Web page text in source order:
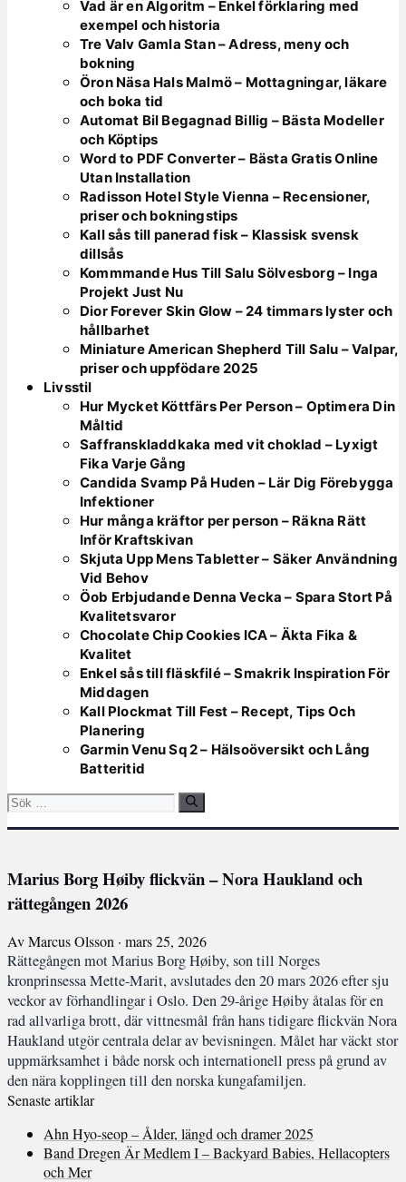
Vad är en Algoritm – Enkel förklaring med
exempel och historia
Tre Valv Gamla Stan – Adress, meny och
bokning
Öron Näsa Hals Malmö – Mottagningar, läkare
och boka tid
Automat Bil Begagnad Billig – Bästa Modeller
och Köptips
Word to PDF Converter – Bästa Gratis Online
Utan Installation
Radisson Hotel Style Vienna – Recensioner,
priser och bokningstips
Kall sås till panerad fisk – Klassisk svensk
dillsås
Kommmande Hus Till Salu Sölvesborg – Inga
Projekt Just Nu
Dior Forever Skin Glow – 24 timmars lyster och
hållbarhet
Miniature American Shepherd Till Salu – Valpar,
priser och uppfödare 2025
Livsstil
Hur Mycket Köttfärs Per Person – Optimera Din
Måltid
Saffranskladdkaka med vit choklad – Lyxigt
Fika Varje Gång
Candida Svamp På Huden – Lär Dig Förebygga
Infektioner
Hur många kräftor per person – Räkna Rätt
Inför Kraftskivan
Skjuta Upp Mens Tabletter – Säker Användning
Vid Behov
Öob Erbjudande Denna Vecka – Spara Stort På
Kvalitetsvaror
Chocolate Chip Cookies ICA – Äkta Fika &
Kvalitet
Enkel sås till fläskfilé – Smakrik Inspiration För
Middagen
Kall Plockmat Till Fest – Recept, Tips Och
Planering
Garmin Venu Sq 2 – Hälsoöversikt och Lång
Batteritid
Sök
Marius Borg Høiby flickvän – Nora Haukland och
rättegången 2026
Av Marcus Olsson · mars 25, 2026
Rättegången mot Marius Borg Høiby, son till Norges
kronprinsessa Mette-Marit, avslutades den 20 mars 2026 efter sju
veckor av förhandlingar i Oslo. Den 29-årige Høiby åtalas för en
rad allvarliga brott, där vittnesmål från hans tidigare flickvän Nora
Haukland utgör centrala delar av bevisningen. Målet har väckt stor
uppmärksamhet i både norsk och internationell press på grund av
den nära kopplingen till den norska kungafamiljen.
Senaste artiklar
Ahn Hyo-seop – Ålder, längd och dramer 2025
Band Dregen Är Medlem I – Backyard Babies, Hellacopters
och Mer